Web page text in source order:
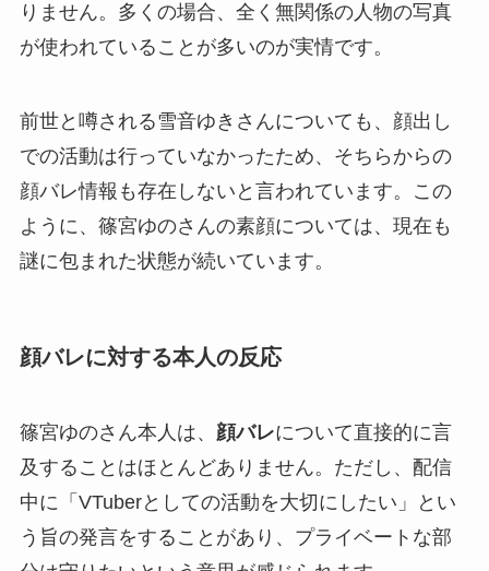
りません。多くの場合、全く無関係の人物の写真
が使われていることが多いのが実情です。
前世と噂される雪音ゆきさんについても、顔出し
での活動は行っていなかったため、そちらからの
顔バレ情報も存在しないと言われています。この
ように、篠宮ゆのさんの素顔については、現在も
謎に包まれた状態が続いています。
顔バレに対する本人の反応
篠宮ゆのさん本人は、 顔バレについて直接的に言
及することはほとんどありません。ただし、配信
中に「VTuberとしての活動を大切にしたい」とい
う旨の発言をすることがあり、プライベートな部